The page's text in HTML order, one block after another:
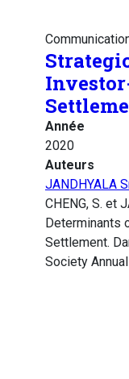
Année
2020
Auteurs
JANDHYALA
CHENG, S. et
Determinants
Settlement.
Society